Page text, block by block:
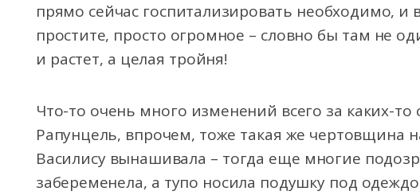
прямо сейчас госпитализировать необходимо, и
простите, просто огромное – словно бы там не
и растет, а целая тройня!
Что-то очень много изменений всего за каких-
Рапунцель, впрочем, тоже такая же чертовщина
Василису вынашивала – тогда еще многие
забеременела, а тупо носила подушку под